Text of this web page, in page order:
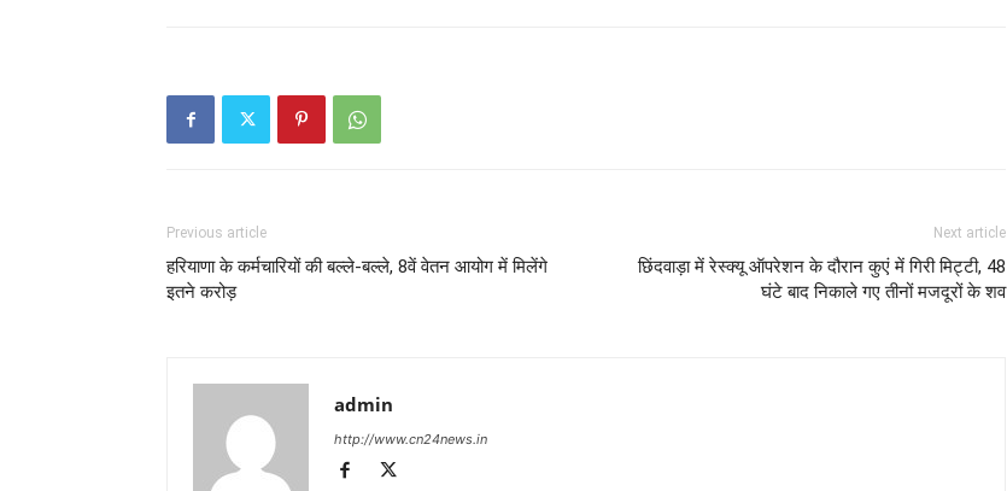
Previous article
हरियाणा के कर्मचारियों की बल्ले-बल्ले, 8वें वेतन आयोग में मिलेंगे
इतने करोड़
Next article
छिंदवाड़ा में रेस्क्यू ऑपरेशन के दौरान कुएं में गिरी मिट्टी, 48
घंटे बाद निकाले गए तीनों मजदूरों के शव
admin
http://www.cn24news.in